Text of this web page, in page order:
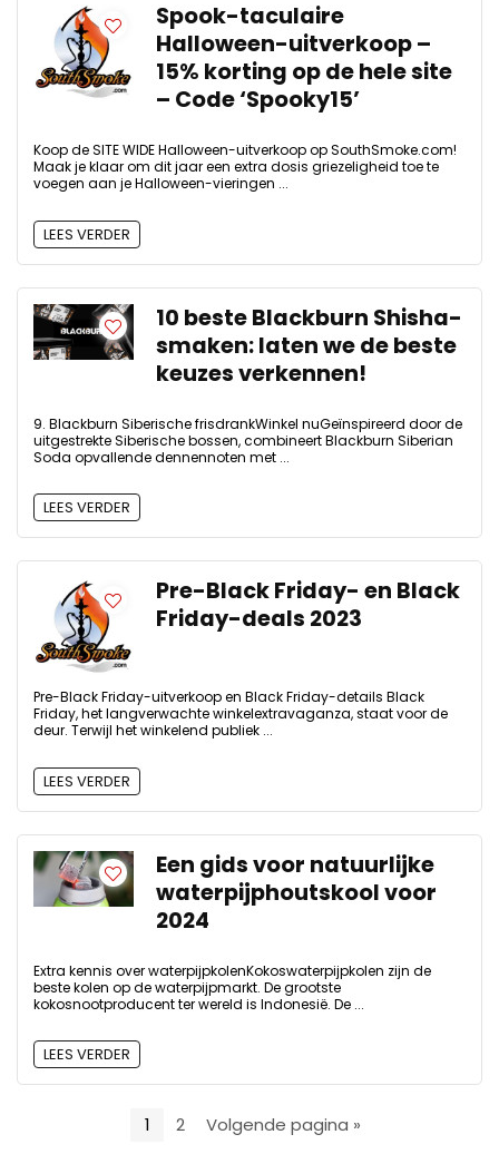
Spook-taculaire
Halloween-uitverkoop –
15% korting op de hele site
– Code ‘Spooky15’
Koop de SITE WIDE Halloween-uitverkoop op SouthSmoke.com!
Maak je klaar om dit jaar een extra dosis griezeligheid toe te
voegen aan je Halloween-vieringen ...
LEES VERDER
10 beste Blackburn Shisha-
smaken: laten we de beste
keuzes verkennen!
9. Blackburn Siberische frisdrankWinkel nuGeïnspireerd door de
uitgestrekte Siberische bossen, combineert Blackburn Siberian
Soda opvallende dennennoten met ...
LEES VERDER
Pre-Black Friday- en Black
Friday-deals 2023
Pre-Black Friday-uitverkoop en Black Friday-details Black
Friday, het langverwachte winkelextravaganza, staat voor de
deur. Terwijl het winkelend publiek ...
LEES VERDER
Een gids voor natuurlijke
waterpijphoutskool voor
2024
Extra kennis over waterpijpkolenKokoswaterpijpkolen zijn de
beste kolen op de waterpijpmarkt. De grootste
kokosnootproducent ter wereld is Indonesië. De ...
LEES VERDER
1 2 Volgende pagina »